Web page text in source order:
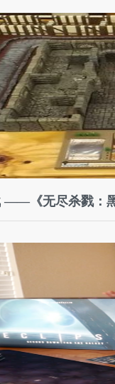
——《无尽杀戮：